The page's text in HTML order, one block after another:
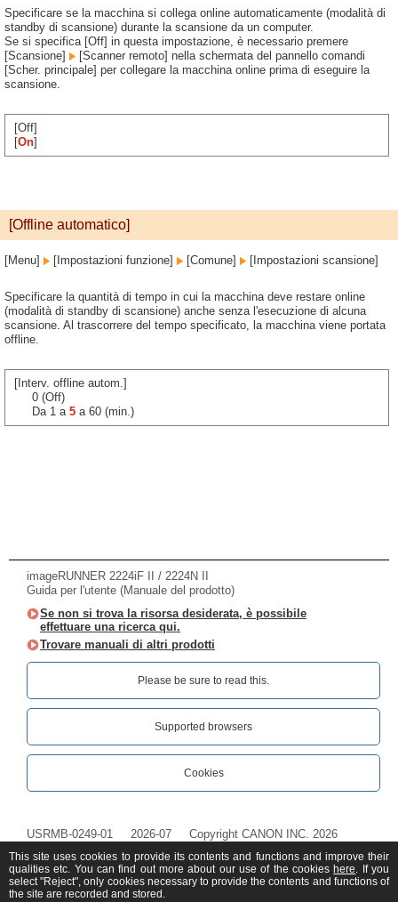
Specificare se la macchina si collega online automaticamente (modalità di
standby di scansione) durante la scansione da un computer.
Se si specifica [Off] in questa impostazione, è necessario premere
[Scansione]
[Scanner remoto] nella schermata del pannello comandi
[Scher. principale] per collegare la macchina online prima di eseguire la
scansione.
[Off]
[On]
[Offline automatico]
[Menu] [Impostazioni funzione] [Comune] [Impostazioni scansione]
Specificare la quantità di tempo in cui la macchina deve restare online
(modalità di standby di scansione) anche senza l'esecuzione di alcuna
scansione. Al trascorrere del tempo specificato, la macchina viene portata
offline.
[Interv. offline autom.]
0 (Off)
Da 1 a 5 a 60 (min.)
imageRUNNER 2224iF II / 2224N II
Guida per l'utente (Manuale del prodotto)
Se non si trova la risorsa desiderata, è possibile
effettuare una ricerca qui.
Trovare manuali di altri prodotti
Please be sure to read this.‎
Supported browsers
Cookies
USRMB-0249-01 2026-07 Copyright CANON INC. 2026
This site uses cookies to provide its contents and functions and improve their
qualities etc. You can find out more about our use of the cookies here. If you
select "Reject", only cookies necessary to provide the contents and functions of
the site are recorded and stored.